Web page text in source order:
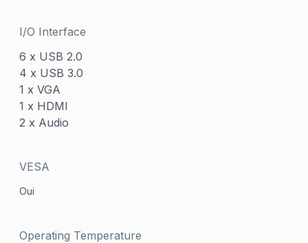
I/O Interface
6 x USB 2.0
4 x USB 3.0
1 x VGA
1 x HDMI
2 x Audio
VESA
Oui
Operating Temperature